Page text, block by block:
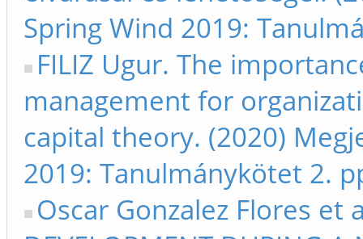
Spring Wind 2019:
FILIZ Ugur. The
management for
capital theory. (2020)
2019: Tanulmánykötet 2.
Oscar Gonzalez Flores et